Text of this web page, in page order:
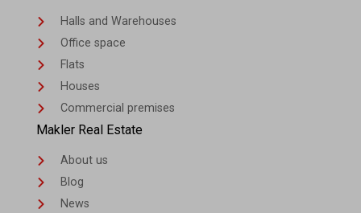
Halls and Warehouses
Office space
Flats
Houses
Commercial premises
Makler Real Estate
About us
Blog
News